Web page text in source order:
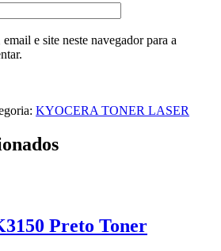
e site neste navegador para a
KYOCERA TONER LASER
Preto Toner